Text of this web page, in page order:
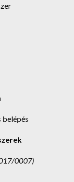
belépés
0007)